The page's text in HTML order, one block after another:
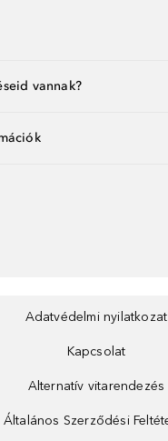
vannak?
Adatvédelmi nyilatkozat
Kapcsolat
Alternatív vitarendezés
Általános Szerződési